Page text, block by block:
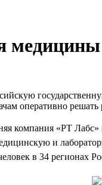
медицины
оперативно решать
компания «РТ
и
в 34 регионах